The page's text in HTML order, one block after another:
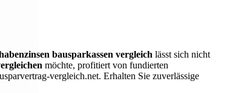
bausparkassen vergleich lässt sich nicht
möchte, profitiert von fundierten
vergleich.net. Erhalten Sie zuverlässige